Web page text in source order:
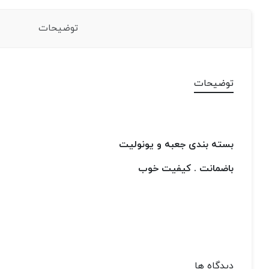
توضیحات
توضیحات
بسته بندی جعبه و یونولیت
باضمانت . کیفیت خوب
دیدگاه ها